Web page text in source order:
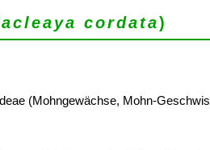
cordata)
(Mohngewächse, Mohn-